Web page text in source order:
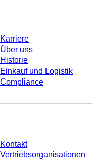
Karriere
Über uns
Historie
Einkauf und Logistik
Compliance
Kontakt
Vertriebsorganisationen